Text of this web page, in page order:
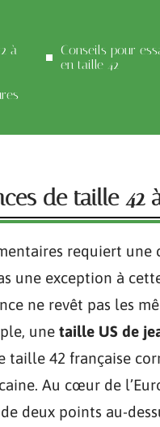
à
Conseils pour
en taille 42
de taille 42
requiert une
une exception à
ne revêt pas les
une taille US de
taille 42 française
Au cœur de
deux points au-